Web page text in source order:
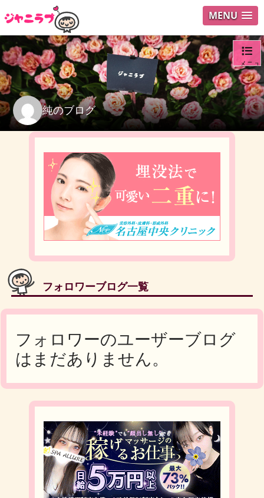
MENU
純のブログ
メニュ
ログイ
フォロワーブログ一覧
フォロワーのユーザーブログ
はまだありません。